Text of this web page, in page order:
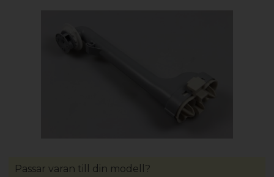
Passar varan till din modell?